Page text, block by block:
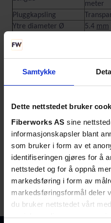
Samtykke
Dette nettstedet bruker
Fiberworks AS sine
informasjonskapsler blant
som bruker i form av et
identifiseringen gjøres for å
nettstedet og for å oppnå
markedsføring i form av
markedsføringsformål deler
du bruker nettstedet vårt
sosiale medier og
meter
Pluggkapsling
Ytre diameter Ø
5.4 mm
Koblingsskjema
Metall
Type
Isolasjon
HDPE
kontaktpinner
Farge
Grå
Produktklassifiserin
g/tollkoder